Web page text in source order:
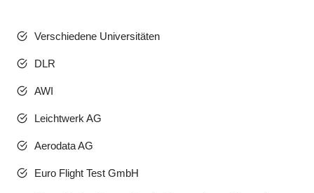
Verschiedene Universitäten
DLR
AWI
Leichtwerk AG
Aerodata AG
Euro Flight Test GmbH